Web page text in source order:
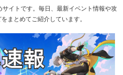
イトです。毎日、最新イベント情報や攻
まとめてご紹介しています。